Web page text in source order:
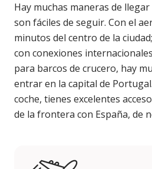
Hay muchas maneras de
son fáciles de seguir. Con el
minutos del centro de la
con conexiones
para barcos de crucero, hay
entrar en la capital de
coche, tienes excelentes
de la frontera con España, de